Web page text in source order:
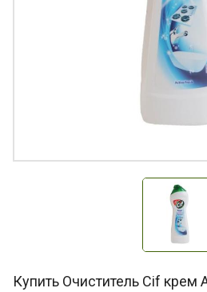
Купить Очиститель Cif